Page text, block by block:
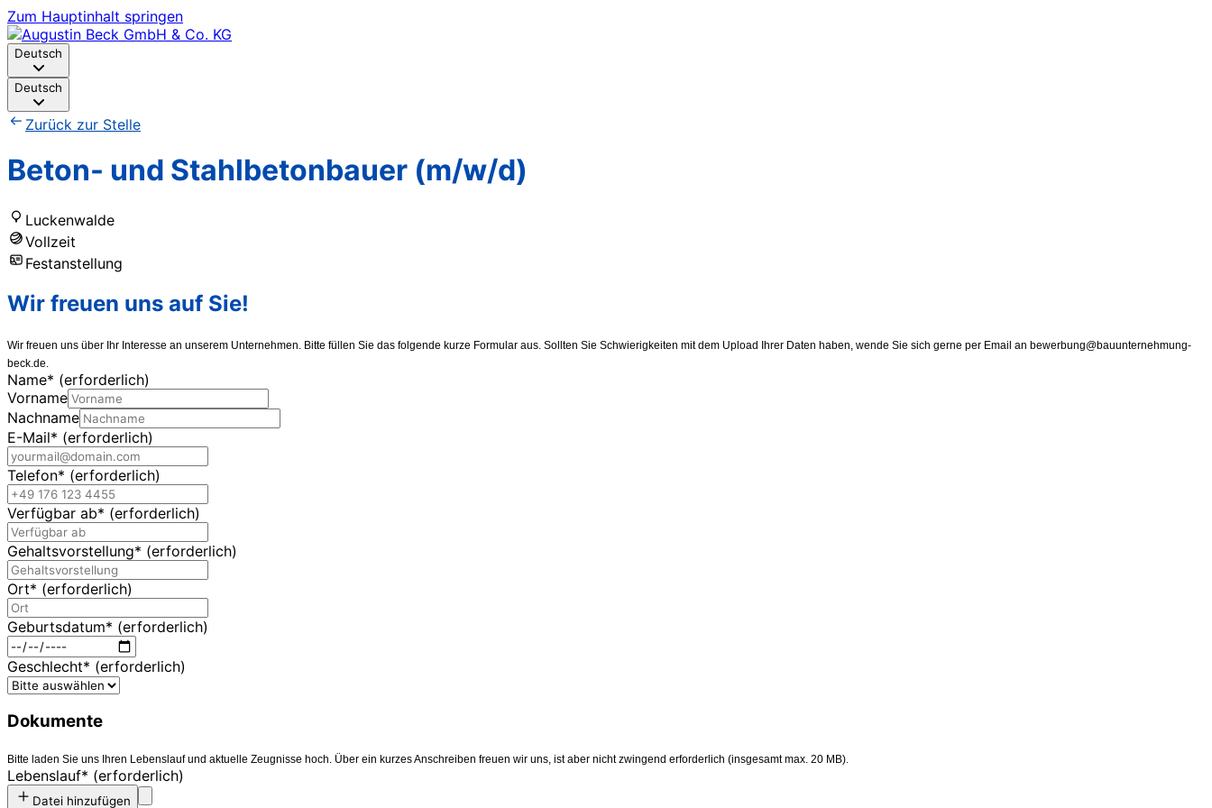
Zum Hauptinhalt springen
Deutsch
Deutsch
Zurück zur Stelle
Beton- und Stahlbetonbauer (m/w/d)
Luckenwalde
Vollzeit
Festanstellung
Wir freuen uns auf Sie!
Wir freuen uns über Ihr Interesse an unserem Unternehmen. Bitte füllen Sie das folgende kurze Formular aus. Sollten Sie Schwierigkeiten mit dem Upload Ihrer Daten haben, wende Sie sich gerne per Email an bewerbung@bauunternehmung-
beck.de.
Name* (erforderlich)
Vorname
Nachname
E-Mail* (erforderlich)
Telefon* (erforderlich)
Verfügbar ab* (erforderlich)
Gehaltsvorstellung* (erforderlich)
Ort* (erforderlich)
Geburtsdatum* (erforderlich)
Geschlecht* (erforderlich)
Dokumente
Bitte laden Sie uns Ihren Lebenslauf und aktuelle Zeugnisse hoch. Über ein kurzes Anschreiben freuen wir uns, ist aber nicht zwingend erforderlich (insgesamt max. 20 MB).
Lebenslauf* (erforderlich)
Datei hinzufügen